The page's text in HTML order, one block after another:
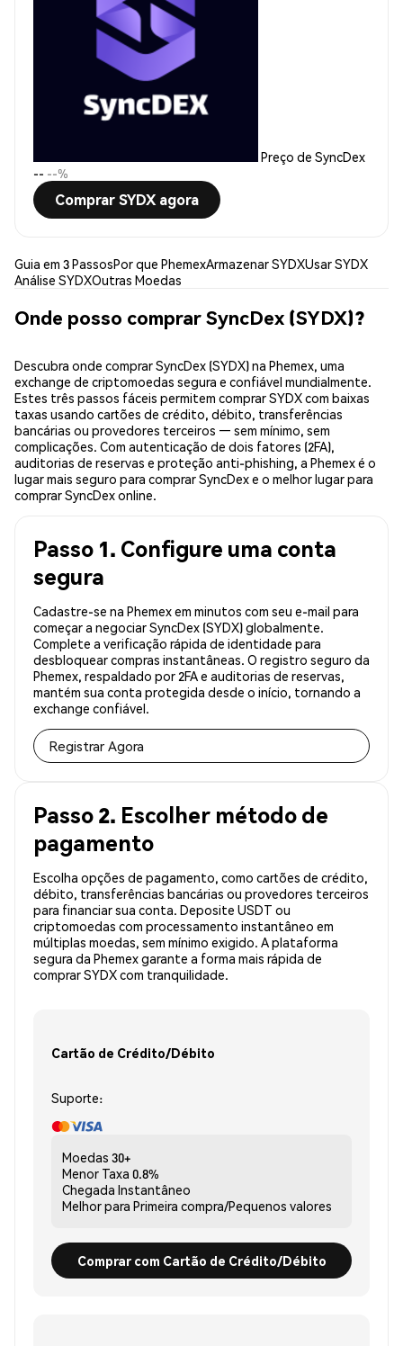
Preço de SyncDex
-- --%
Comprar SYDX agora
Guia em 3 PassosPor que PhemexArmazenar SYDXUsar SYDX
Análise SYDXOutras Moedas
Onde posso comprar SyncDex (SYDX)?
Descubra onde comprar SyncDex (SYDX) na Phemex, uma
exchange de criptomoedas segura e confiável mundialmente.
Estes três passos fáceis permitem comprar SYDX com baixas
taxas usando cartões de crédito, débito, transferências
bancárias ou provedores terceiros — sem mínimo, sem
complicações. Com autenticação de dois fatores (2FA),
auditorias de reservas e proteção anti-phishing, a Phemex é o
lugar mais seguro para comprar SyncDex e o melhor lugar para
comprar SyncDex online.
Passo 1. Configure uma conta
segura
Cadastre-se na Phemex em minutos com seu e-mail para
começar a negociar SyncDex (SYDX) globalmente.
Complete a verificação rápida de identidade para
desbloquear compras instantâneas. O registro seguro da
Phemex, respaldado por 2FA e auditorias de reservas,
mantém sua conta protegida desde o início, tornando a
exchange confiável.
Registrar Agora
Passo 2. Escolher método de
pagamento
Escolha opções de pagamento, como cartões de crédito,
débito, transferências bancárias ou provedores terceiros
para financiar sua conta. Deposite USDT ou
criptomoedas com processamento instantâneo em
múltiplas moedas, sem mínimo exigido. A plataforma
segura da Phemex garante a forma mais rápida de
comprar SYDX com tranquilidade.
Cartão de Crédito/Débito
Suporte:
Moedas 30+
Menor Taxa 0.8%
Chegada Instantâneo
Melhor para Primeira compra/Pequenos valores
Comprar com Cartão de Crédito/Débito